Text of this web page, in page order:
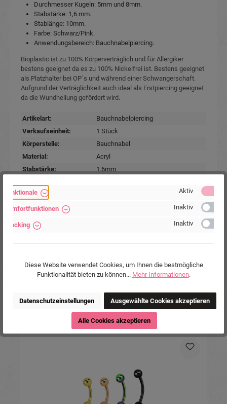
Durchmesser Kugeln: 5mm und 8mm.
Stabstärke: 1,6 mm.
Stablänge: 10mm.
Farbe: Schwarz/Pink.
Anwendungsbereich: Bauchnabelpiercing.
Bioplastic ist zu 100% Körperverträglich und für Allergiker
bestens geeignet da es zu 100% Nickelfrei ist. Bestens geeignet
als Platzhalter bei OP´s und während einer Schwangerschaft.
Aufgrund der Verträglichkeit auch ideal als Erstpiercing geeignet
da die Wundheilung gefördert wird.
Artikelart:
Bauchnabelpiercing
Verkaufseinheit:
1 Stück
Körperstelle:
Bauchnabel
Material:
Acryl
Stabstärke:
1.6mm
Farben:
Marke:
Hersteller:
Michael Jakob, Piercing-Store.com,
Produktgalerie überspringen
Funktionale Aktiv
Komfortfunktionen Inaktiv
Tracking Inaktiv
Diese Website verwendet Cookies, um Ihnen die bestmögliche
Funktionalität bieten zu können... Mehr Informationen.
Datenschutzeinstellungen Ausgewählte Cookies akzeptieren
Alle Cookies akzeptieren